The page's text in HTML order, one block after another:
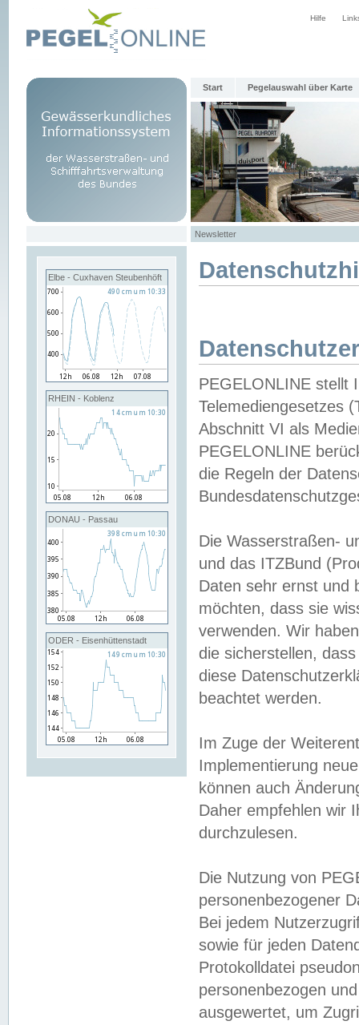
Hilfe
Start Pegelauswahl über Karte
Newsletter
Elbe - Cuxhaven Steubenhöft
RHEIN - Koblenz
DONAU - Passau
ODER - Eisenhüttenstadt
PEGELONLINE stellt
Telemediengesetzes
Abschnitt VI als
PEGELONLINE
die Regeln der
Die Wasserstraßen-
und das ITZBund
Daten sehr ernst und
möchten, dass sie
verwenden. Wir
die sicherstellen,
diese
beachtet werden.
Im Zuge der
Implementierung
können auch
Daher empfehlen wir
durchzulesen.
Die Nutzung von
personenbezogener
Bei jedem
sowie für jeden
Protokolldatei
personenbezogen
ausgewertet, um